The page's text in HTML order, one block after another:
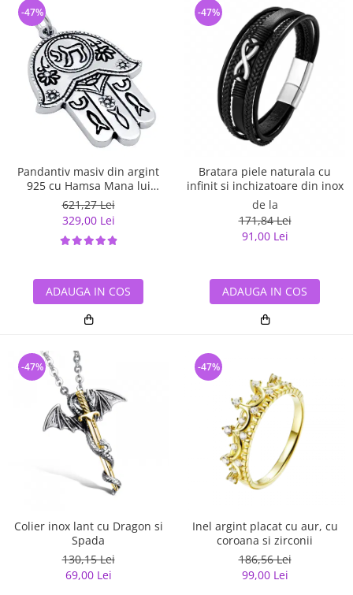
Pandantiv masiv din argint
925 cu Hamsa Mana lui
Fatima
621,27 Lei
329,00 Lei
-47%
ADAUGA IN COS
Bratara piele naturala cu
infinit si inchizatoare din inox
de la
171,84 Lei
91,00 Lei
-47%
ADAUGA IN COS
Colier inox lant cu Dragon si
Spada
130,15 Lei
69,00 Lei
-47%
Inel argint placat cu aur, cu
coroana si zirconii
186,56 Lei
99,00 Lei
-47%